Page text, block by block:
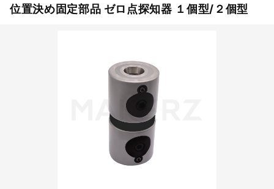
位置決め固定部品 ゼロ点探知器 １個型/２個型